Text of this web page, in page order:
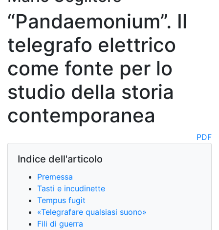
“Pandaemonium”. Il
telegrafo elettrico
come fonte per lo
studio della storia
contemporanea
PDF
Indice dell'articolo
Premessa
Tasti e incudinette
Tempus fugit
«Telegrafare qualsiasi suono»
Fili di guerra